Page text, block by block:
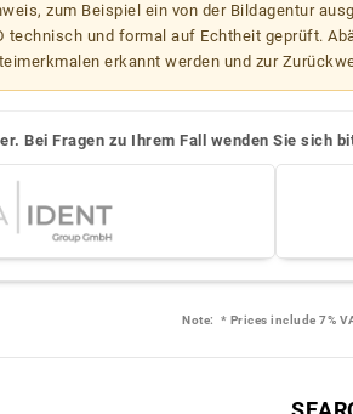
zum Beispiel ein von der Bildagentur
technisch und formal auf Echtheit geprüft.
erkannt werden und zur
Bei Fragen zu Ihrem Fall wenden Sie sich
Note: * Prices include 7%